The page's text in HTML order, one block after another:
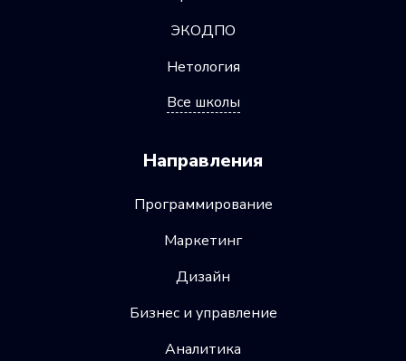
ЭКОДПО
Нетология
Все школы
Направления
Программирование
Маркетинг
Дизайн
Бизнес и управление
Аналитика